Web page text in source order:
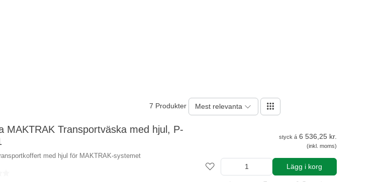
7 Produkter Mest relevanta
MAKTRAK Transportväska med hjul, P-
med hjul för MAKTRAK-systemet
styck á 6 536,25 kr.
(inkl. moms)
Lägg i korg